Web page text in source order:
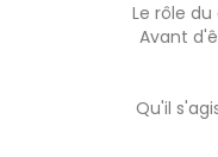
Le rôle
Avant
Qu'il